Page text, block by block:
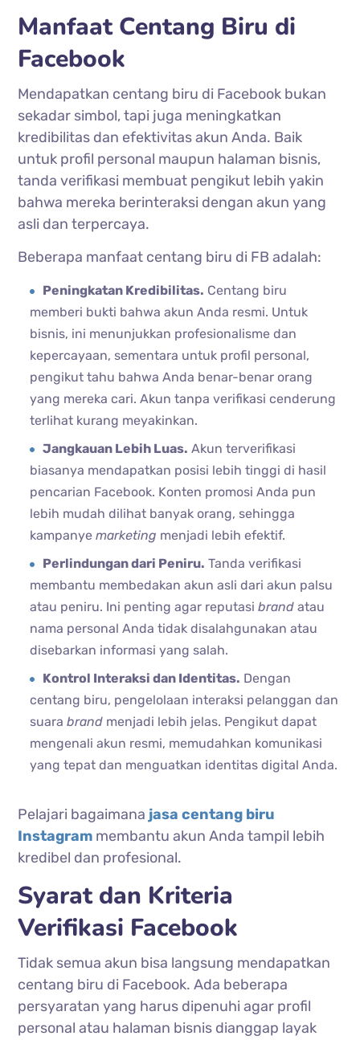
Manfaat Centang Biru di
Facebook
Mendapatkan centang biru di Facebook bukan
sekadar simbol, tapi juga meningkatkan
kredibilitas dan efektivitas akun Anda. Baik
untuk profil personal maupun halaman bisnis,
tanda verifikasi membuat pengikut lebih yakin
bahwa mereka berinteraksi dengan akun yang
asli dan terpercaya.
Beberapa manfaat centang biru di FB adalah:
Peningkatan Kredibilitas. Centang biru
memberi bukti bahwa akun Anda resmi. Untuk
bisnis, ini menunjukkan profesionalisme dan
kepercayaan, sementara untuk profil personal,
pengikut tahu bahwa Anda benar-benar orang
yang mereka cari. Akun tanpa verifikasi cenderung
terlihat kurang meyakinkan.
Jangkauan Lebih Luas. Akun terverifikasi
biasanya mendapatkan posisi lebih tinggi di hasil
pencarian Facebook. Konten promosi Anda pun
lebih mudah dilihat banyak orang, sehingga
kampanyemarketing menjadi lebih efektif.
Perlindungan dari Peniru. Tanda verifikasi
membantu membedakan akun asli dari akun palsu
atau peniru. Ini penting agar reputasibrand atau
nama personal Anda tidak disalahgunakan atau
disebarkan informasi yang salah.
Kontrol Interaksi dan Identitas. Dengan
centang biru, pengelolaan interaksi pelanggan dan
suarabrand menjadi lebih jelas. Pengikut dapat
mengenali akun resmi, memudahkan komunikasi
yang tepat dan menguatkan identitas digital Anda.
Pelajari bagaimana jasa centang biru
Instagram membantu akun Anda tampil lebih
kredibel dan profesional.
Syarat dan Kriteria
Verifikasi Facebook
Tidak semua akun bisa langsung mendapatkan
centang biru di Facebook. Ada beberapa
persyaratan yang harus dipenuhi agar profil
personal atau halaman bisnis dianggap layak